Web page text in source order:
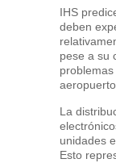
IHS
deben
pese a su
La
unidades
Esto